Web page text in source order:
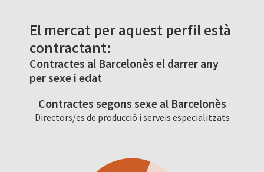
El mercat per aquest perfil està
contractant:
Contractes al Barcelonès el darrer any
per sexe i edat
Contractes segons sexe al Barcelonès
Directors/es de producció i serveis especialitzats